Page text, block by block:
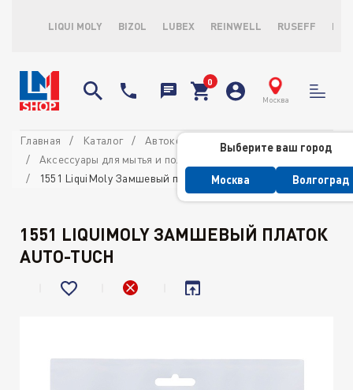
LIQUI MOLY BIZOL LUBEX REINWELL RUSEFF
Москва
Выберите ваш город
Москва Волгоград
Главная Каталог
Автокосметика
Аксессуары для мытья и полировки
1551 LiquiMoly Замшевый платок Auto-Tuch
1551 LIQUIMOLY ЗАМШЕВЫЙ ПЛАТОК
AUTO-TUCH